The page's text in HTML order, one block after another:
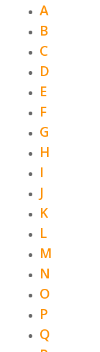
A
B
C
D
E
F
G
H
I
J
K
L
M
N
O
P
Q